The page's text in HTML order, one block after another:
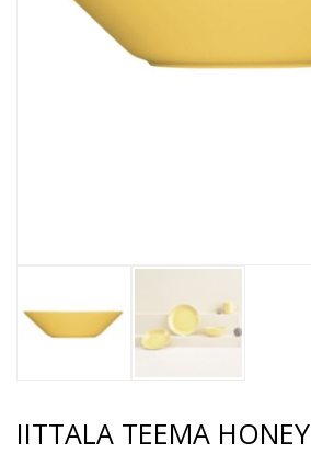
IITTALA TEEMA HONEY